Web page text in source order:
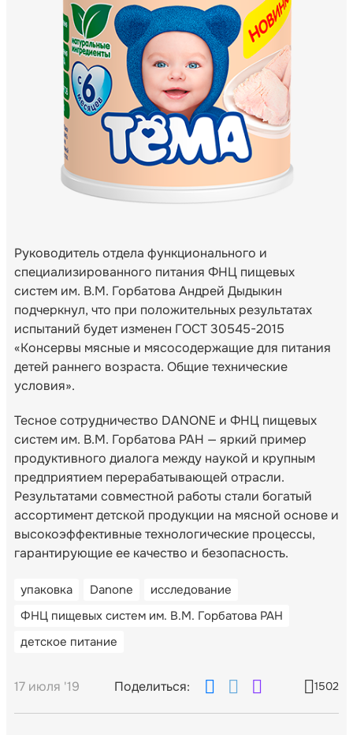
Руководитель отдела функционального и
специализированного питания ФНЦ пищевых
систем им. В.М. Горбатова Андрей Дыдыкин
подчеркнул, что при положительных результатах
испытаний будет изменен ГОСТ 30545-2015
«Консервы мясные и мясосодержащие для питания
детей раннего возраста. Общие технические
условия».
Тесное сотрудничество DANONE и ФНЦ пищевых
систем им. В.М. Горбатова РАН — яркий пример
продуктивного диалога между наукой и крупным
предприятием перерабатывающей отрасли.
Результатами совместной работы стали богатый
ассортимент детской продукции на мясной основе и
высокоэффективные технологические процессы,
гарантирующие ее качество и безопасность.
упаковка Danone
исследование
ФНЦ пищевых систем им. В.М. Горбатова РАН
детское питание
17 июля '19 Поделиться: 1502